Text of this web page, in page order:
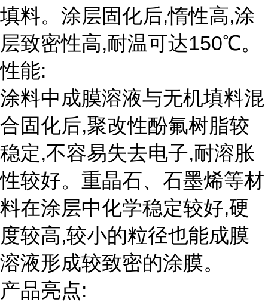
填料。涂层固化后,惰性高,涂
层致密性高,耐温可达150℃。
性能:
涂料中成膜溶液与无机填料混
合固化后,聚改性酚氟树脂较
稳定,不容易失去电子,耐溶胀
性较好。重晶石、石墨烯等材
料在涂层中化学稳定较好,硬
度较高,较小的粒径也能成膜
溶液形成较致密的涂膜。
产品亮点: